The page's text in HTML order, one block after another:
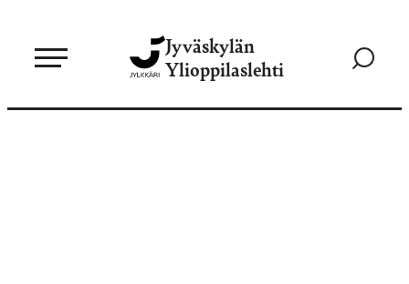
sisältöön
Jyväskylän
Ylioppilaslehti
Siirry